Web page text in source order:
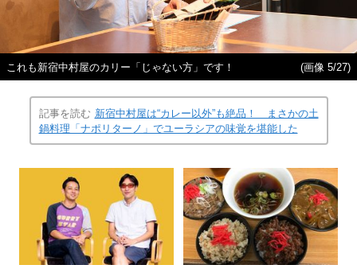
これも新宿中村屋のカリー「じゃない方」です！ (画像 5/27)
記事を読む 新宿中村屋は“カレー以外”も絶品！ まさかの土
鍋料理「ナポリターノ」でユーラシアの味覚を堪能した